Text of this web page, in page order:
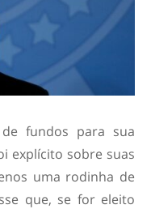
fundos para sua
explícito sobre suas
uma rodinha de
que, se for eleito